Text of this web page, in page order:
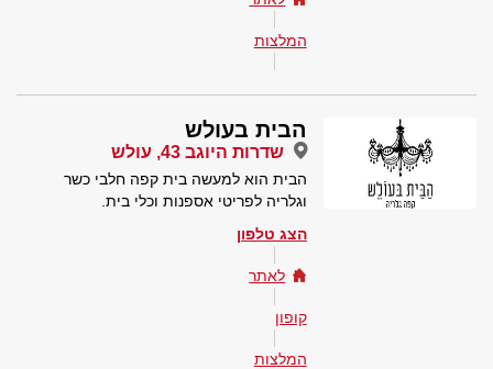
המלצות
הבית בעולש
שדרות היוגב 43, עולש
הבית הוא למעשה בית קפה חלבי כשר
וגלריה לפריטי אספנות וכלי בית.
הצג טלפון
לאתר
קופון
המלצות